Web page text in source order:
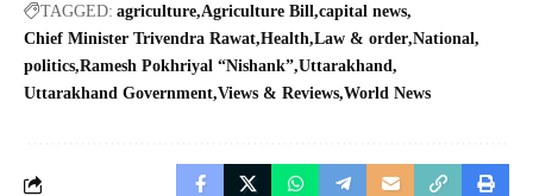
TAGGED: agriculture Agriculture Bill capital news
Chief Minister Trivendra Rawat Health Law & order National
politics Ramesh Pokhriyal “Nishank” Uttarakhand
Uttarakhand Government Views & Reviews World News